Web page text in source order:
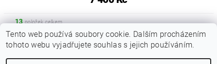
13 položek celkem
Zboží.cz Heureka.cz
Tento web používá soubory cookie. Dalším procházením
tohoto webu vyjadřujete souhlas s jejich používáním.